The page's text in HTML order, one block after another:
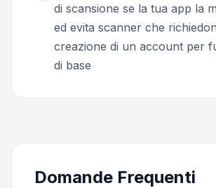
di scansione se la tua app la
ed evita scanner che
creazione di un account per
di base
Domande Frequenti